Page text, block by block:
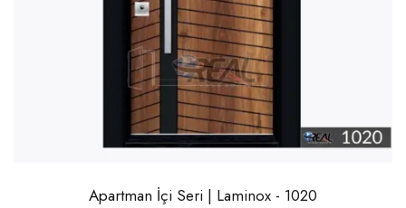
Apartman İçi Seri | Laminox - 1020